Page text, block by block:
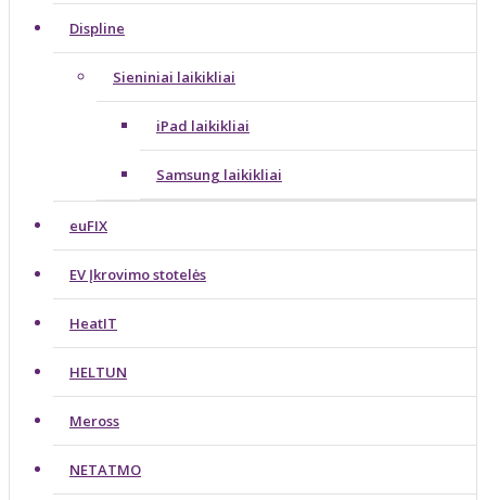
Displine
Sieniniai laikikliai
iPad laikikliai
Samsung laikikliai
euFIX
EV Įkrovimo stotelės
HeatIT
HELTUN
Meross
NETATMO